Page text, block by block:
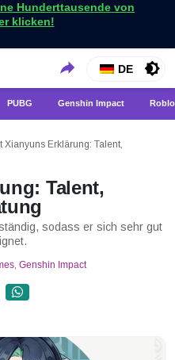
Hunderttausende von
klicken!
Neuigkeiten
die neuesten Spielnachrichten nur bei
DE
PUBG Genshin Impact
Xianyuns Erklärung: Talent,
Talent,
sodass er sich sehr gut
, Genshin Impact